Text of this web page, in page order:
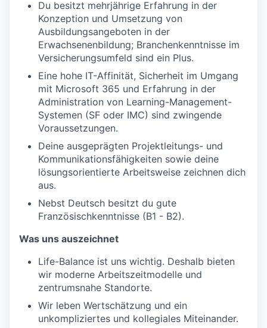
Du besitzt mehrjährige Erfahrung in der
Konzeption und Umsetzung von
Ausbildungsangeboten in der
Erwachsenenbildung; Branchenkenntnisse im
Versicherungsumfeld sind ein Plus.
Eine hohe IT-Affinität, Sicherheit im Umgang
mit Microsoft 365 und Erfahrung in der
Administration von Learning-Management-
Systemen (SF oder IMC) sind zwingende
Voraussetzungen.
Deine ausgeprägten Projektleitungs- und
Kommunikationsfähigkeiten sowie deine
lösungsorientierte Arbeitsweise zeichnen dich
aus.
Nebst Deutsch besitzt du gute
Französischkenntnisse (B1 - B2).
Was uns auszeichnet
Life-Balance ist uns wichtig. Deshalb bieten
wir moderne Arbeitszeitmodelle und
zentrumsnahe Standorte.
Wir leben Wertschätzung und ein
unkompliziertes und kollegiales Miteinander.